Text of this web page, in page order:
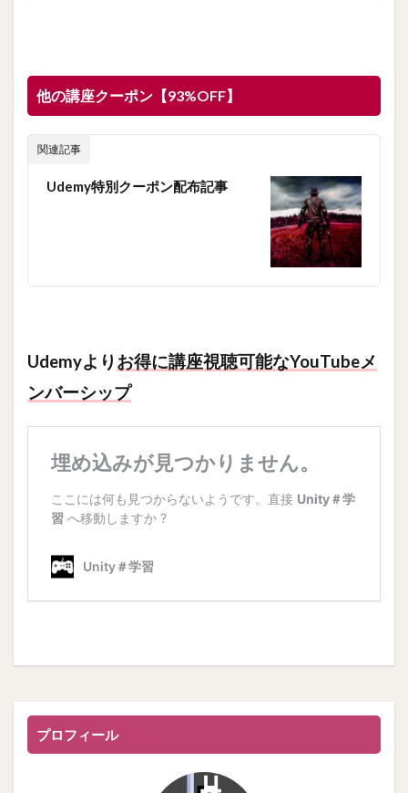
他の講座クーポン【93%OFF】
関連記事
Udemy特別クーポン配布記事
Udemyより お得に講座視聴可能なYouTubeメ
ンバーシップ
プロフィール